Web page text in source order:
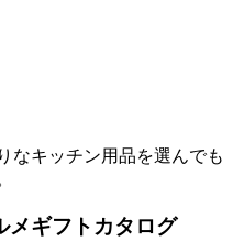
なキッチン用品を選んでも
メギフトカタログ